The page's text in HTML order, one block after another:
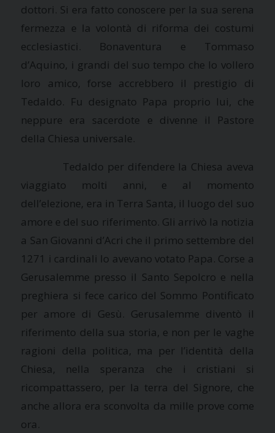
dottori. Si era fatto conoscere per la sua serena
fermezza e la volontà di riforma dei costumi
ecclesiastici. Bonaventura e Tommaso
d’Aquino, i grandi del suo tempo che lo vollero
loro amico, forse accrebbero il prestigio di
Tedaldo. Fu designato Papa proprio lui, che
neppure era sacerdote e divenne il Pastore
della Chiesa universale.
Tedaldo per difendere la Chiesa aveva
viaggiato molti anni, e al momento
dell’elezione, era in Terra Santa, il luogo del suo
amore e del suo riferimento. Gli arrivò la notizia
a San Giovanni d’Acri che il primo settembre del
1271 i cardinali lo avevano votato Papa. Corse a
Gerusalemme presso il Santo Sepolcro e nella
preghiera si fece carico del Sommo Pontificato
per amore di Gesù. Gerusalemme diventò il
riferimento della sua storia, e non per le vaghe
ragioni della politica, ma per l’identità della
Chiesa, nella speranza che i cristiani si
ricompattassero, per la terra del Signore, che
anche allora era sconvolta da mille prove come
ora.